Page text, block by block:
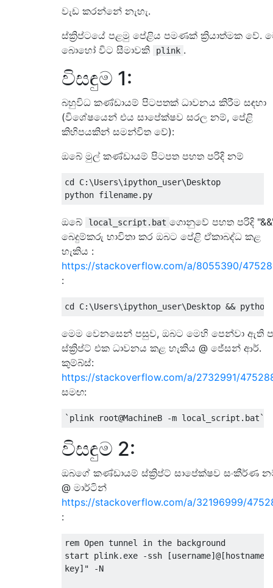
වැඩ කරන්නේ නැහැ.
ස්ක්‍රිප්ටයේ පළමු පේළිය පමණක් ක්‍රියාත්මක වේ.
බොහෝ විට සීමාවකි
plink .
විසඳුම 1:
බහුවිධ කණ්ඩායම් පිටපතක් ධාවනය කිරීම සඳහා
(විශේෂයෙන් එය සාපේක්ෂව සරල නම්, පේළි
කිහිපයකින් සමන්විත වේ):
ඔබේ මුල් කණ්ඩායම් පිටපත පහත පරිදි නම්
cd C: \Users\ipython_user\Desktop
python filename. py
ඔබේ local_script.bat ගොනුවේ පහත පරිදි
බෙදුම්කරු භාවිතා කර ඔබට පේළි ඒකාබද්ධ කළ
හැකිය :
https://stackoverflow.com/a/8055390/
:
cd C: \Users\ipython_user\Desktop && python
මෙම වෙනසෙන් පසුව, ඔබට මෙහි පෙන්වා ඇති
ස්ක්‍රිප්ට් එක ධාවනය කළ හැකිය @ ජේසන් ආර්.
කුම්බ්ස්:
https://stackoverflow.com/a/2732991/
සමඟ:
`plink root@MachineB -m local_script.bat`
විසඳුම 2:
ඔබගේ කණ්ඩායම් ස්ක්‍රිප්ට් සාපේක්ෂව සංකීර්ණ
@ මාර්ටින්
https://stackoverflow.com/a/32196999/
:
rem Open tunnel in the background
start plink. exe -ssh [username]@[hostname
key]"
-N